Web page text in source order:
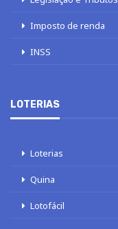
Imposto de renda
INSS
LOTERIAS
Loterias
Quina
Lotofácil